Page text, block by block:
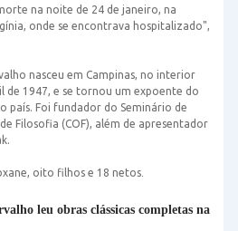
na noite de 24 de janeiro, na
onde se encontrava hospitalizado",
nasceu em Campinas, no interior
de 1947, e se tornou um expoente do
país. Foi fundador do Seminário de
Filosofia (COF), além de apresentador
oito filhos e 18 netos
leu obras clássicas completas na